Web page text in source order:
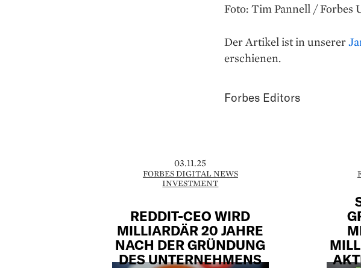
Foto: Tim Pannell / Forbes
Der Artikel ist in unserer
erschienen.
Forbes Editors
03.11.25
FORBES DIGITAL NEWS
INVESTMENT
REDDIT-CEO WIRD
MILLIARDÄR 20 JAHRE
NACH DER GRÜNDUNG
DES UNTERNEHMENS